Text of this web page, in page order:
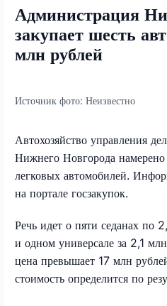
Администрация
закупает шесть
млн рублей
Источник фото: Неизвестно
Автохозяйство управления
Нижнего Новгорода намерено
легковых автомобилей.
на портале госзакупок.
Речь идет о пяти седанах по
и одном универсале за 2,1
цена превышает 17 млн
стоимость определится по